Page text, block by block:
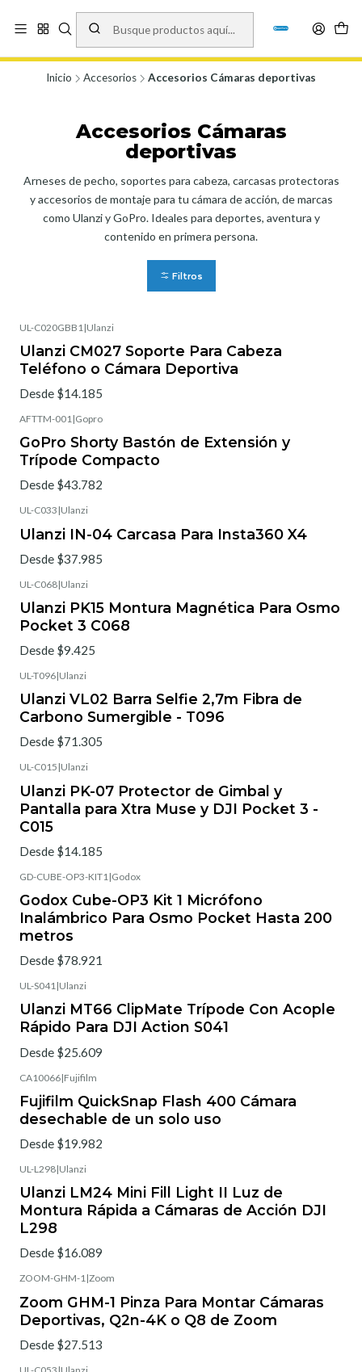
Vísita nuestro local en Los Agustinos 5478, Ñuñoa. Lunes a Viernes 9.30 a
19.00, Sábados 10:00 a 19:00 y Domingos de 10:00 a 17:00
Inicio Accesorios Accesorios Cámaras deportivas
Accesorios Cámaras
deportivas
Arneses de pecho, soportes para cabeza, carcasas protectoras
y accesorios de montaje para tu cámara de acción, de marcas
como Ulanzi y GoPro. Ideales para deportes, aventura y
contenido en primera persona.
Filtros
UL-C020GBB1 |Ulanzi
Ulanzi CM027 Soporte Para Cabeza
Teléfono o Cámara Deportiva
Desde $14.185
AFTTM-001 |Gopro
GoPro Shorty Bastón de Extensión y
Trípode Compacto
Desde $43.782
UL-C033 |Ulanzi
Ulanzi IN-04 Carcasa Para Insta360 X4
Desde $37.985
UL-C068|Ulanzi
Ulanzi PK15 Montura Magnética Para Osmo
Pocket 3 C068
Desde $9.425
UL-T096|Ulanzi
Ulanzi VL02 Barra Selfie 2,7m Fibra de
Carbono Sumergible - T096
Desde $71.305
UL-C015 |Ulanzi
Ulanzi PK-07 Protector de Gimbal y
Pantalla para Xtra Muse y DJI Pocket 3 -
C015
Desde $14.185
GD-CUBE-OP3-KIT1 |Godox
Godox Cube-OP3 Kit 1 Micrófono
Inalámbrico Para Osmo Pocket Hasta 200
metros
Desde $78.921
UL-S041|Ulanzi
Ulanzi MT66 ClipMate Trípode Con Acople
Rápido Para DJI Action S041
Desde $25.609
CA10066|Fujifilm
Fujifilm QuickSnap Flash 400 Cámara
desechable de un solo uso
Desde $19.982
UL-L298|Ulanzi
Ulanzi LM24 Mini Fill Light II Luz de
Montura Rápida a Cámaras de Acción DJI
L298
Desde $16.089
ZOOM-GHM-1|Zoom
Zoom GHM-1 Pinza Para Montar Cámaras
Deportivas, Q2n-4K o Q8 de Zoom
Desde $27.513